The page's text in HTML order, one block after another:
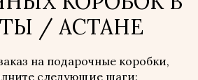
/ АСТАНЕ
на подарочные коробки,
следующие шаги: